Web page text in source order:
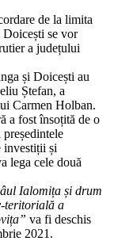
de la limita
se vor
a județului
și Doicești au
Ștefan, a
Carmen Holban.
a fost însoțită de o
investiții și
lega cele două
Ialomița și drum
teritorială a
va fi deschis
2021.